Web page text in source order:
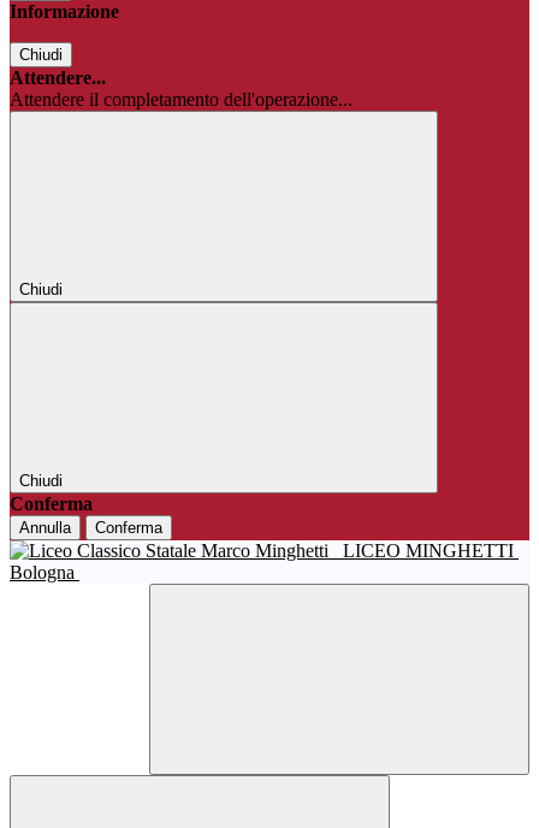
Informazione
Chiudi
Attendere...
Attendere il completamento dell'operazione...
Chiudi
Chiudi
Conferma
Annulla Conferma
LICEO MINGHETTI
Bologna